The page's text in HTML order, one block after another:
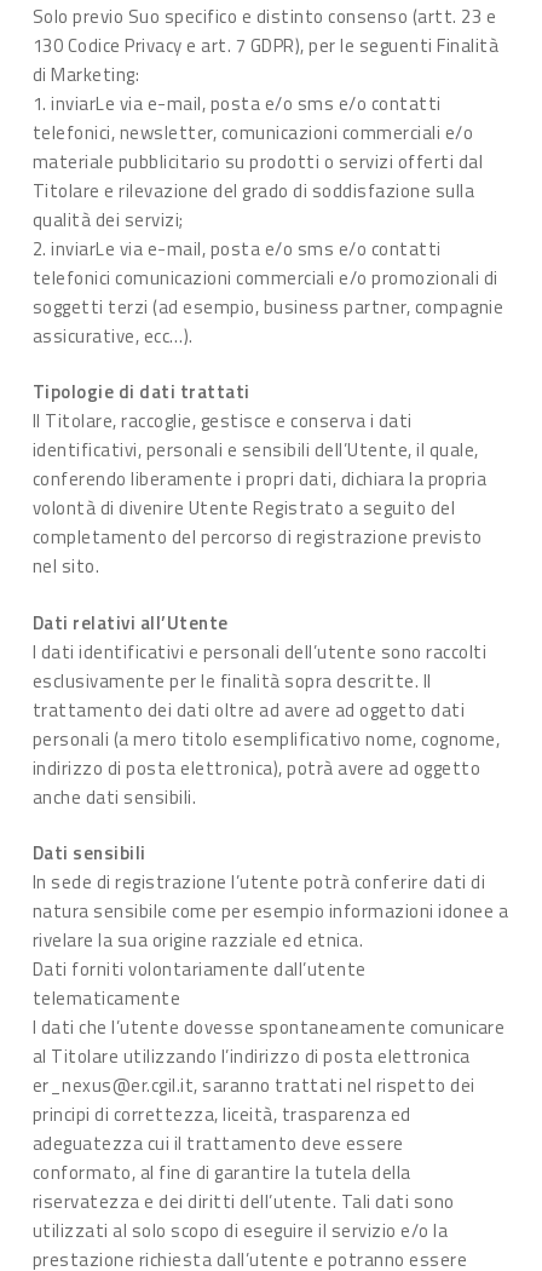
Solo previo Suo specifico e distinto consenso (artt. 23 e
130 Codice Privacy e art. 7 GDPR), per le seguenti Finalità
di Marketing:
1. inviarLe via e-mail, posta e/o sms e/o contatti
telefonici, newsletter, comunicazioni commerciali e/o
materiale pubblicitario su prodotti o servizi offerti dal
Titolare e rilevazione del grado di soddisfazione sulla
qualità dei servizi;
2. inviarLe via e-mail, posta e/o sms e/o contatti
telefonici comunicazioni commerciali e/o promozionali di
soggetti terzi (ad esempio, business partner, compagnie
assicurative, ecc…).
Tipologie di dati trattati
Il Titolare, raccoglie, gestisce e conserva i dati
identificativi, personali e sensibili dell’Utente, il quale,
conferendo liberamente i propri dati, dichiara la propria
volontà di divenire Utente Registrato a seguito del
completamento del percorso di registrazione previsto
nel sito.
Dati relativi all’Utente
I dati identificativi e personali dell’utente sono raccolti
esclusivamente per le finalità sopra descritte. Il
trattamento dei dati oltre ad avere ad oggetto dati
personali (a mero titolo esemplificativo nome, cognome,
indirizzo di posta elettronica), potrà avere ad oggetto
anche dati sensibili.
Dati sensibili
In sede di registrazione l’utente potrà conferire dati di
natura sensibile come per esempio informazioni idonee a
rivelare la sua origine razziale ed etnica.
Dati forniti volontariamente dall’utente
telematicamente
I dati che l’utente dovesse spontaneamente comunicare
al Titolare utilizzando l’indirizzo di posta elettronica
er_nexus@er.cgil.it, saranno trattati nel rispetto dei
principi di correttezza, liceità, trasparenza ed
adeguatezza cui il trattamento deve essere
conformato, al fine di garantire la tutela della
riservatezza e dei diritti dell’utente. Tali dati sono
utilizzati al solo scopo di eseguire il servizio e/o la
prestazione richiesta dall’utente e potranno essere